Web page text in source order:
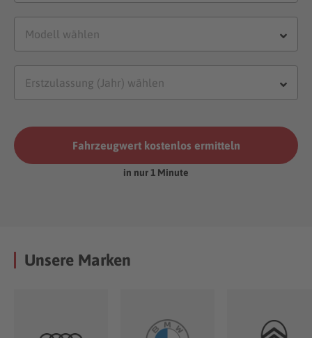
Fahrzeugwert kostenlos ermitteln
in nur 1 Minute
Unsere Marken